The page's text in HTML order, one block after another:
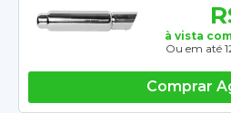
à vista
Ou em até
Comprar